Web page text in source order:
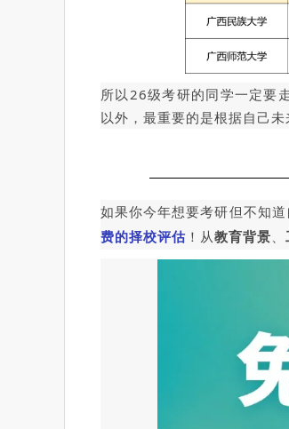
所以26级考研的同学一定要
以外，最重要的是根据自己
如果你今年想要考研但不知
费的择校评估 ！从教育背景